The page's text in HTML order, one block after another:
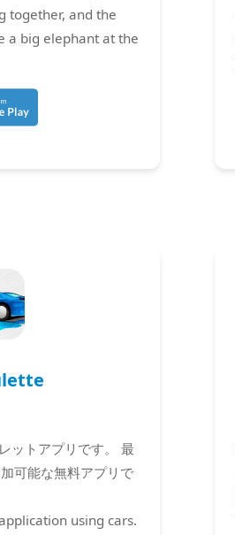
together, and the
a big elephant at the
ットアプリです。 最
可能な無料アプリで
using cars.